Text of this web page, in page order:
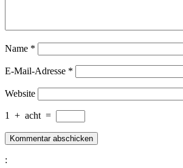
Name *
E-Mail-Adresse *
Website
1 + acht =
: